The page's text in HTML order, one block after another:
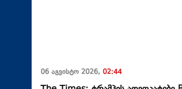
06 აგვისტო 2026, 02:44